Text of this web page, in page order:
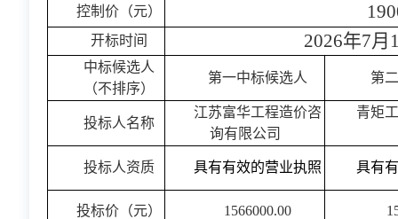
控制价（元）
开标时间 2026年7月
中标候选人
（不排序）
第一中标候选人 第
投标人名称
江苏富华工程造价咨
询有限公司
青矩
投标人资质 具有有效的营业执照 具有
投标价（元） 1566000.00